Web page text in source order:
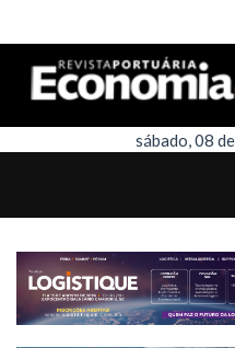
sábado, 08